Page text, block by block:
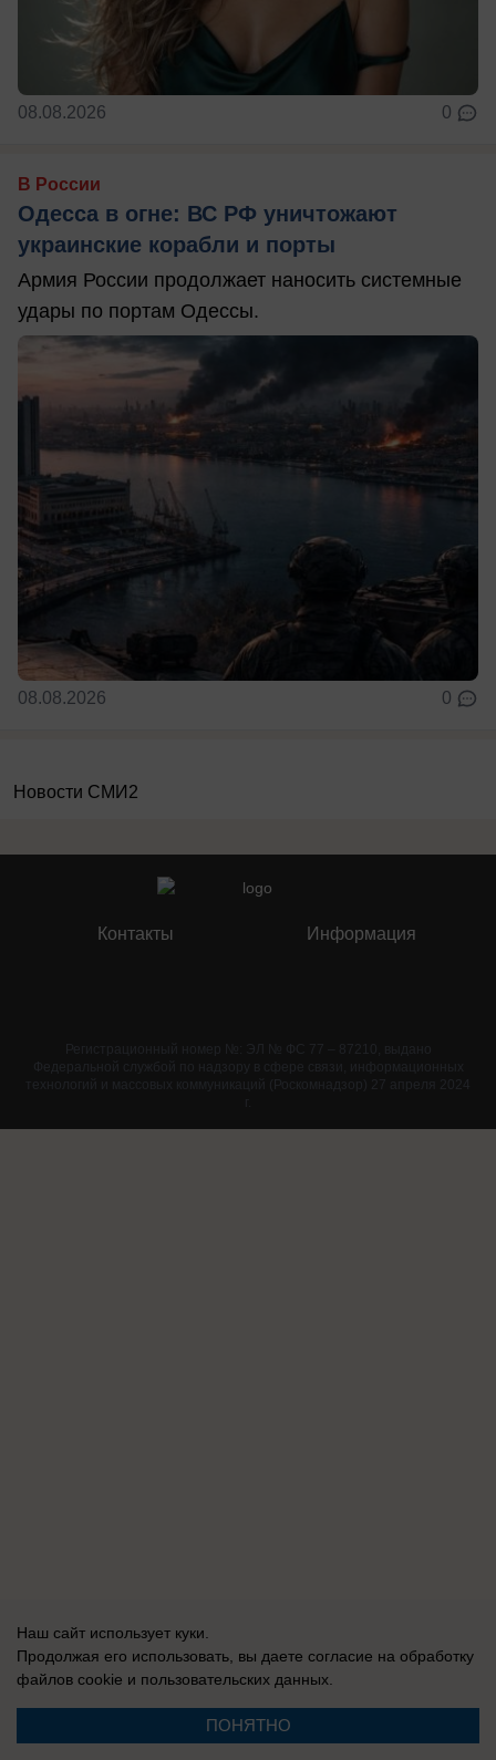
08.08.2026 0
В России
Одесса в огне: ВС РФ уничтожают
украинские корабли и порты
Армия России продолжает наносить системные
удары по портам Одессы.
08.08.2026 0
Новости СМИ2
Контакты Информация
Регистрационный номер №: ЭЛ № ФС 77 – 87210, выдано
Федеральной службой по надзору в сфере связи, информационных
технологий и массовых коммуникаций (Роскомнадзор) 27 апреля 2024
Наш сайт использует куки.
Продолжая его использовать, вы даете согласие на обработку
файлов cookie и пользовательских данных.
ПОНЯТНО